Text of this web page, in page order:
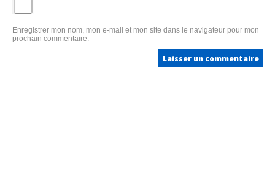
Enregistrer mon nom, mon e-mail et mon site dans le navigateur pour mon
prochain commentaire.